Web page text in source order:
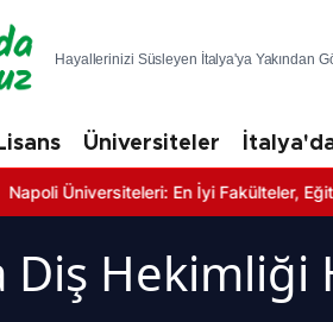
Hayallerinizi Süsleyen İtalya'ya Yakından
Üniversiteler
En İyi Fakülteler, Eğitim
Diş